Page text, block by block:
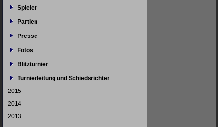
Spieler
Partien
Presse
Fotos
Blitzturnier
Turnierleitung und Schiedsrichter
2015
2014
2013